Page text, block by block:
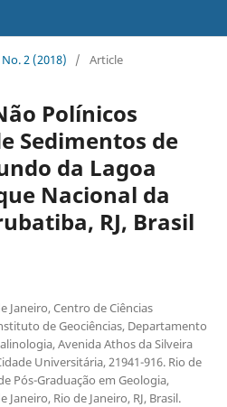
2 (2018) / Article
Polínicos
Sedimentos de
da Lagoa
Nacional da
RJ, Brasil
Janeiro, Centro de Ciências
de Geociências, Departamento
Avenida Athos da Silveira
Universitária, 21941-916. Rio de
Pós-Graduação em Geologia,
Rio de Janeiro, RJ, Brasil.